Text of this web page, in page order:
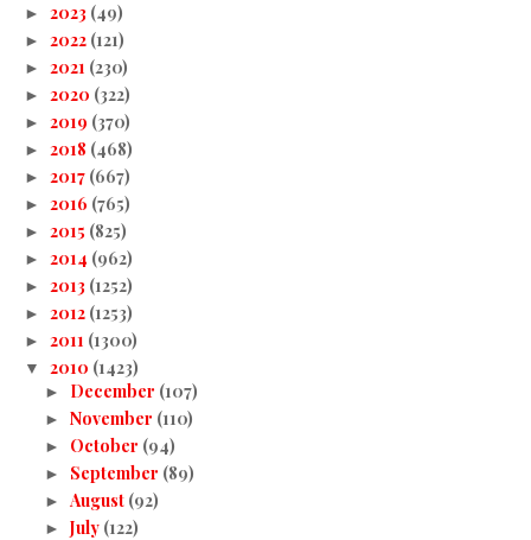
► 2023 (49)
► 2022 (121)
► 2021 (230)
► 2020 (322)
► 2019 (370)
► 2018 (468)
► 2017 (667)
► 2016 (765)
► 2015 (825)
► 2014 (962)
► 2013 (1252)
► 2012 (1253)
► 2011 (1300)
▼ 2010 (1423)
► December (107)
► November (110)
► October (94)
► September (89)
► August (92)
► July (122)